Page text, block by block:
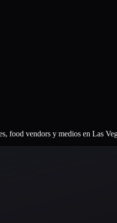
food vendors y medios en Las